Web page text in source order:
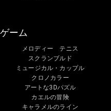
ーム
メロディー テニス
スクランブルド
ミュージカル・カップル
クロノカラー
アートな3Dパズル
カエルの冒険
キャラメルのライン